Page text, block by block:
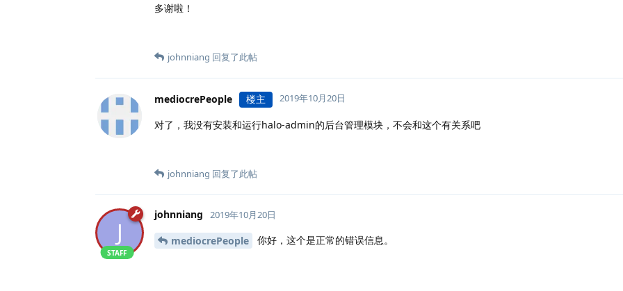
多谢啦！
johnniang 回复了此帖
mediocrePeople 楼主 2019年10月20日
对了，我没有安装和运行halo-admin的后台管理模块，不会和这个有关系吧
johnniang 回复了此帖
J
johnniang
STAFF
2019年10月20日
mediocrePeople 你好，这个是正常的错误信息。